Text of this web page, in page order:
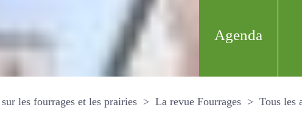
Agenda
sur les fourrages et les prairies La revue Fourrages